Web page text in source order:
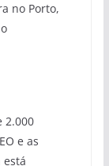
no Porto,
2.000
e as
está